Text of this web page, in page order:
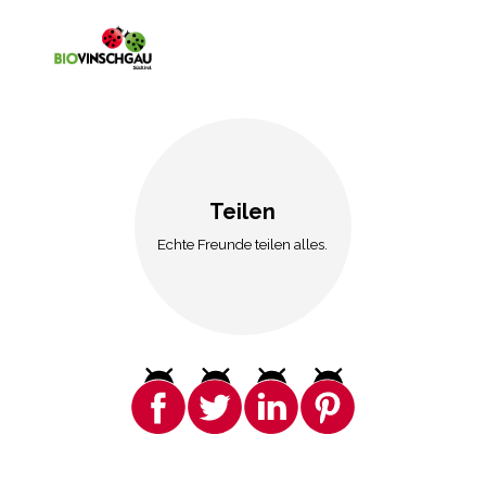
Teilen
Echte Freunde teilen alles.